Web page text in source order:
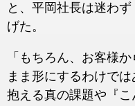
と、平岡社長は迷わ
げた。
「もちろん、お客様
まま形にするわけで
抱える真の課題や『こ